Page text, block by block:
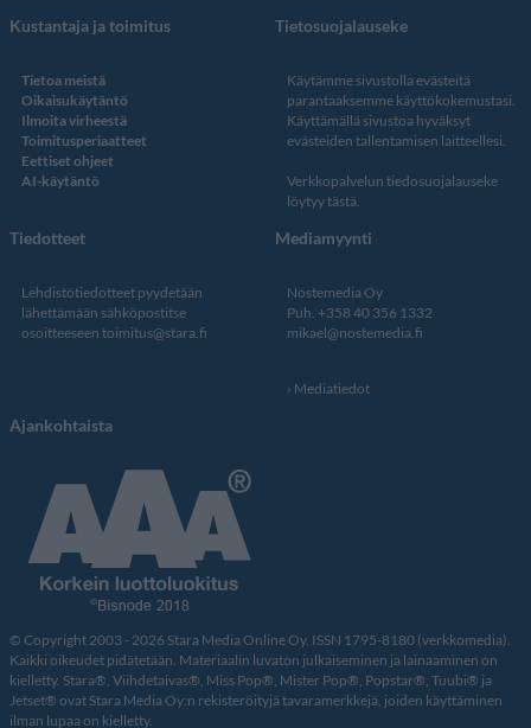
Kustantaja ja toimitus
Tietoa meistä
Oikaisukäytäntö
Ilmoita virheestä
Toimitusperiaatteet
Eettiset ohjeet
AI-käytäntö
Tietosuojalauseke
Käytämme sivustolla evästeitä
parantaaksemme käyttökokemustasi.
Käyttämällä sivustoa hyväksyt
evästeiden tallentamisen laitteellesi.
Verkkopalvelun tiedosuojalauseke
löytyy tästä.
Tiedotteet
Lehdistötiedotteet pyydetään
lähettämään sähköpostitse
osoitteeseen toimitus@stara.fi
Mediamyynti
Nostemedia Oy
Puh. +358 40 356 1332
mikael@nostemedia.fi
Mediatiedot
Ajankohtaista
© Copyright 2003 - 2026 Stara Media Online Oy. ISSN 1795-8180 (verkkomedia).
Kaikki oikeudet pidätetään. Materiaalin luvaton julkaiseminen ja lainaaminen on
kielletty. Stara®, Viihdetaivas®, Miss Pop®, Mister Pop®, Popstar®, Tuubi® ja
Jetset® ovat Stara Media Oy:n rekisteröityjä tavaramerkkejä, joiden käyttäminen
ilman lupaa on kielletty.